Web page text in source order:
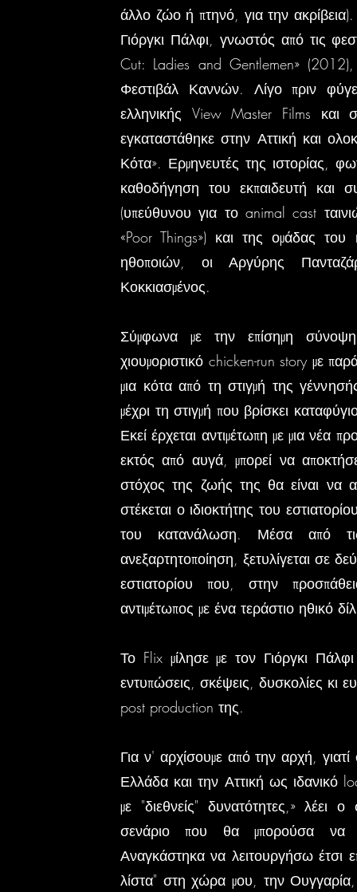
άλλο ζώο ή πτηνό, για την
Γιόργκι Πάλφι, γνωστός από τις
Cut: Ladies and Gentlemen»
Φεστιβάλ Καννών. Λίγο πριν
ελληνικής View Master Films και
εγκαταστάθηκε στην Αττική και
Κότα». Ερμηνευτές της ιστορίας,
καθοδήγηση του εκπαιδευτή και
(υπεύθυνου για το animal cast
«Poor Things») και της ομάδας
ηθοποιών, οι Αργύρης
Κοκκιασμένος.
Σύμφωνα με την επίσημη
χιουμοριστικό chicken-run story με
μια κότα από τη στιγμή της
μέχρι τη στιγμή που βρίσκει
Εκεί έρχεται αντιμέτωπη με μια νέα
εκτός από αυγά, μπορεί να
στόχος της ζωής της θα είναι να
στέκεται ο ιδιοκτήτης του
του κατανάλωση. Μέσα από τις
ανεξαρτητοποίηση, ξετυλίγεται σε
εστιατορίου που, στην
αντιμέτωπος με ένα τεράστιο ηθικό
Το Flix μίλησε με τον Γιόργκι
εντυπώσεις, σκέψεις, δυσκολίες κι
post production της.
Για ν' αρχίσουμε από την αρχή,
Ελλάδα και την Αττική ως ιδανικό
με "διεθνείς" δυνατότητες,» λέει
σενάριο που θα μπορούσα να
Αναγκάστηκα να λειτουργήσω έτσι
λίστα" στη χώρα μου, την